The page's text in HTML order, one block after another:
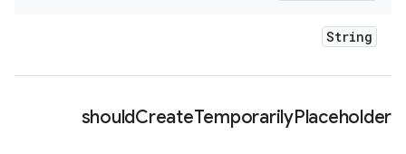
String
shouldCreateTemporarilyPlaceholder